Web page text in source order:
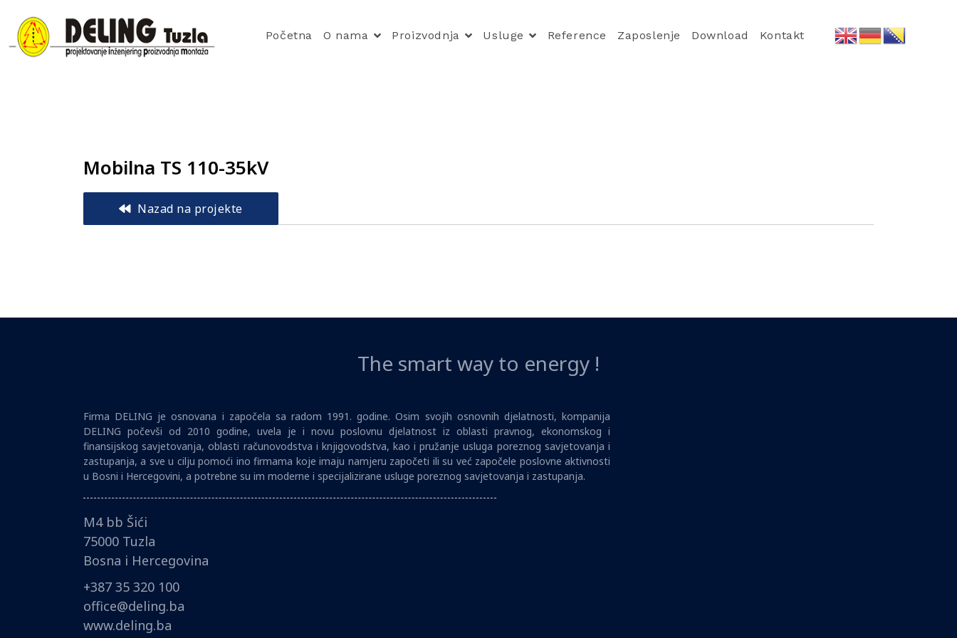
Početna O nama Proizvodnja Usluge Reference Zaposlenje Download Kontakt
Mobilna TS 110-35kV
Nazad na projekte
The smart way to energy !
Firma DELING je osnovana i započela sa radom 1991. godine. Osim svojih osnovnih djelatnosti, kompanija
DELING počevši od 2010 godine, uvela je i novu poslovnu djelatnost iz oblasti pravnog, ekonomskog i
finansijskog savjetovanja, oblasti računovodstva i knjigovodstva, kao i pružanje usluga poreznog savjetovanja i
zastupanja, a sve u cilju pomoći ino firmama koje imaju namjeru započeti ili su već započele poslovne aktivnosti
u Bosni i Hercegovini, a potrebne su im moderne i specijalizirane usluge poreznog savjetovanja i zastupanja.
M4 bb Šići
75000 Tuzla
Bosna i Hercegovina
+387 35 320 100
office@deling.ba
www.deling.ba